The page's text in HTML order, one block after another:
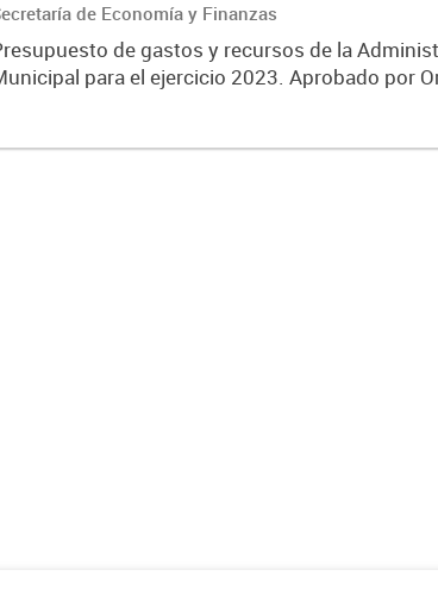
de Economía y Finanzas
de gastos y recursos de la
para el ejercicio 2023. Aprobado por